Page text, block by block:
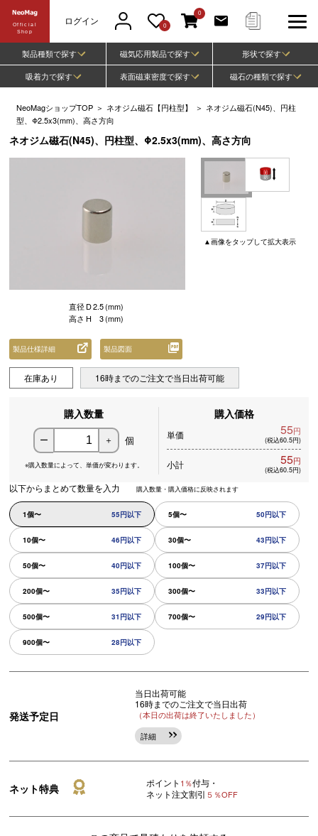
Official
Shop
ログイン 0
0
製品種類で探す 磁気応用製品で探す
形状で探す
吸着力で探す
表面磁束密度で探す 磁石の種類で探す
NeoMagショップTOP ＞ ネオジム磁石【円柱型】 ＞ ネオジム磁石(N45)、円柱
型、Φ2.5x3(mm)、高さ方向
ネオジム磁石(N45)、円柱型、Φ2.5x3(mm)、高さ方向
▲画像をタップして拡大表示
直径 D2.5(mm)
高さ H 3(mm)
製品仕様詳細 製品図面
在庫あり 16時までのご注文で当日出荷可能
購入数量
ー ＋ 個
※購入数量によって、 単価が変わります。
購入価格
単価 55円
(税込60.5円)
小計 55円
(税込60.5円)
以下からまとめて数量を入力 購入数量・購入価格に反映されます
1個〜 55円以下 5個〜 50円以下
10個〜 46円以下 30個〜 43円以下
50個〜 40円以下 100個〜 37円以下
200個〜 35円以下 300個〜 33円以下
500個〜 31円以下 700個〜 29円以下
900個〜 28円以下
発送予定日
当日出荷可能
16時までのご注文で当日出荷
（本日の出荷は終了いたしました）
詳細
ネット特典 ポイント 1％付与・
ネット注文割引 ５％OFF